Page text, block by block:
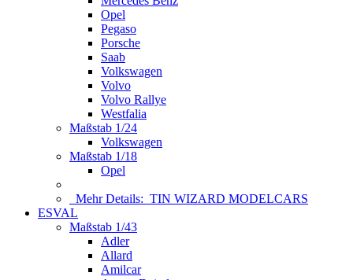
Opel
Pegaso
Porsche
Saab
Volkswagen
Volvo
Volvo Rallye
Westfalia
Maßstab 1/24
Volkswagen
Maßstab 1/18
Opel
Mehr Details: TIN WIZARD MODELCARS
ESVAL
Maßstab 1/43
Adler
Allard
Amilcar